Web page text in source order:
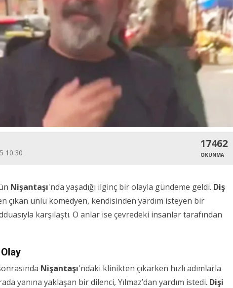
10:30
17462
OKUNMA
Nişantaşı'nda yaşadığı ilginç bir olayla gündeme geldi. Diş
çıkan ünlü komedyen, kendisinden yardım isteyen bir
karşılaştı. O anlar ise çevredeki insanlar tarafından
Nişantaşı'ndaki klinikten çıkarken hızlı adımlarla
yanına yaklaşan bir dilenci, Yılmaz’dan yardım istedi. Dişi